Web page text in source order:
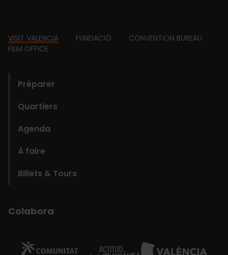
Footer
VISIT VALENCIA FUNDACIÓ
CONVENTION BUREAU
FILM OFFICE
Préparer
Quartiers
Agenda
À faire
Billets & Tours
Colabora